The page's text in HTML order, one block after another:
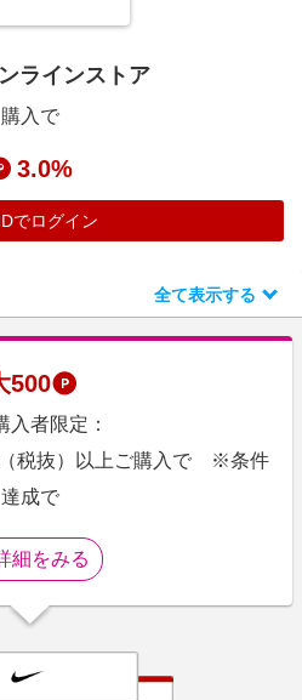
割払い
ン
ラインストア
購入で
3.0%
でログイン
全て表示する
500
入者限定：
（税抜）以上ご購入で ※条件
達成で
細をみる